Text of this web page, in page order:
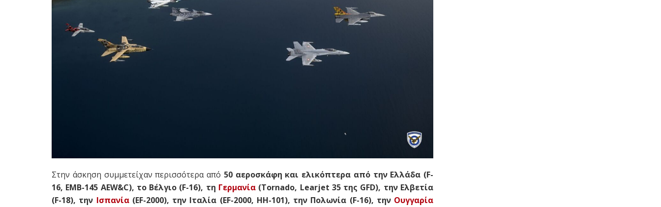
Στην άσκηση συμμετείχαν περισσότερα από 50 αεροσκάφη και ελικόπτερα από την Ελλάδα (F-
16, EMB-145 AEW&C), το Βέλγιο (F-16), τη Γερμανία (Τornado, Learjet 35 της GFD), την Ελβετία
(F-18), την Ισπανία(EF-2000), την Ιταλία (EF-2000, HH-101), την Πολωνία (F-16), την Ουγγαρία